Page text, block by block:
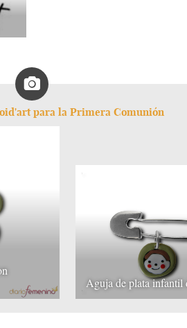
para la Primera Comunión
Aguja de plata infantil